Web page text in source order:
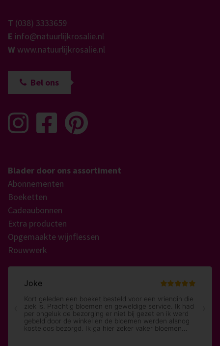
T (038) 3333659
E info@natuurlijkrosalie.nl
W www.natuurlijkrosalie.nl
Bel ons
Blader door ons assortiment
Abonnementen
Boeketten
Cadeaubonnen
Extra producten
Opgemaakte wijnflessen
Rouwwerk